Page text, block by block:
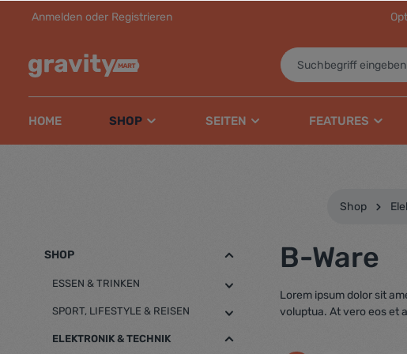
springen
Anmelden oder Registrieren
HOME SHOP SEITEN FEATURES
Shop
SHOP
ESSEN & TRINKEN
SPORT, LIFESTYLE & REISEN
ELEKTRONIK & TECHNIK
B-Ware
Lorem ipsum dolor sit
voluptua. At vero eos et